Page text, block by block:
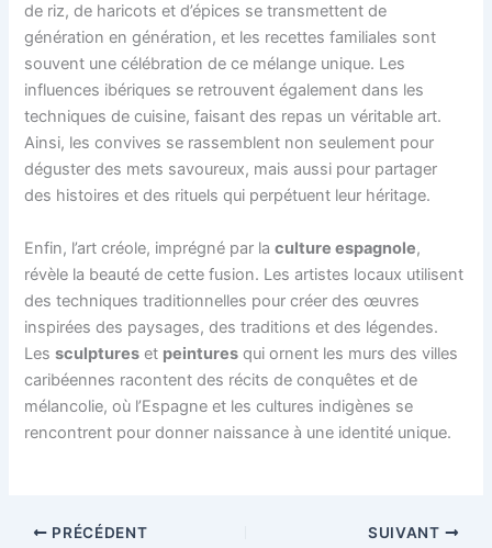
de riz, de haricots et d’épices se transmettent de
génération en génération, et les recettes familiales sont
souvent une célébration de ce mélange unique. Les
influences ibériques se retrouvent également dans les
techniques de cuisine, faisant des repas un véritable art.
Ainsi, les convives se rassemblent non seulement pour
déguster des mets savoureux, mais aussi pour partager
des histoires et des rituels qui perpétuent leur héritage.
Enfin, l’art créole, imprégné par laculture espagnole,
révèle la beauté de cette fusion. Les artistes locaux utilisent
des techniques traditionnelles pour créer des œuvres
inspirées des paysages, des traditions et des légendes.
Lessculptures et peintures qui ornent les murs des villes
caribéennes racontent des récits de conquêtes et de
mélancolie, où l’Espagne et les cultures indigènes se
rencontrent pour donner naissance à une identité unique.
PRÉCÉDENT SUIVANT